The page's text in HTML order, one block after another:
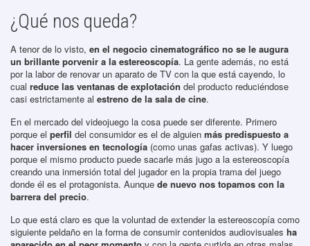
¿Qué nos queda?
A tenor de lo visto, en el negocio cinematográfico no se le augura
un brillante porvenir a la estereoscopía. La gente además, no está
por la labor de renovar un aparato de TV con la que está cayendo, lo
cual reduce las ventanas de explotación del producto reduciéndose
casi estrictamente al estreno de la sala de cine.
En el mercado del videojuego la cosa puede ser diferente. Primero
porque el perfil del consumidor es el de alguien más predispuesto a
hacer inversiones en tecnología (como unas gafas activas). Y luego
porque el mismo producto puede sacarle más jugo a la estereoscopía
creando una inmersión total del jugador en la propia trama del juego
donde él es el protagonista. Aunque de nuevo nos topamos con la
barrera del precio.
Lo que está claro es que la voluntad de extender la estereoscopía como
siguiente peldaño en la forma de consumir contenidos audiovisuales ha